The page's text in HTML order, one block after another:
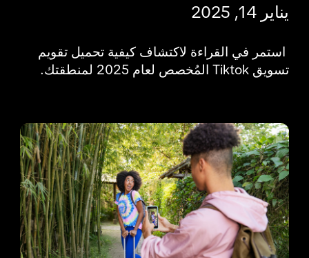
يناير 14, 2025
تسويق Tiktok المُخصص لعام 2025 لمنطقتك.